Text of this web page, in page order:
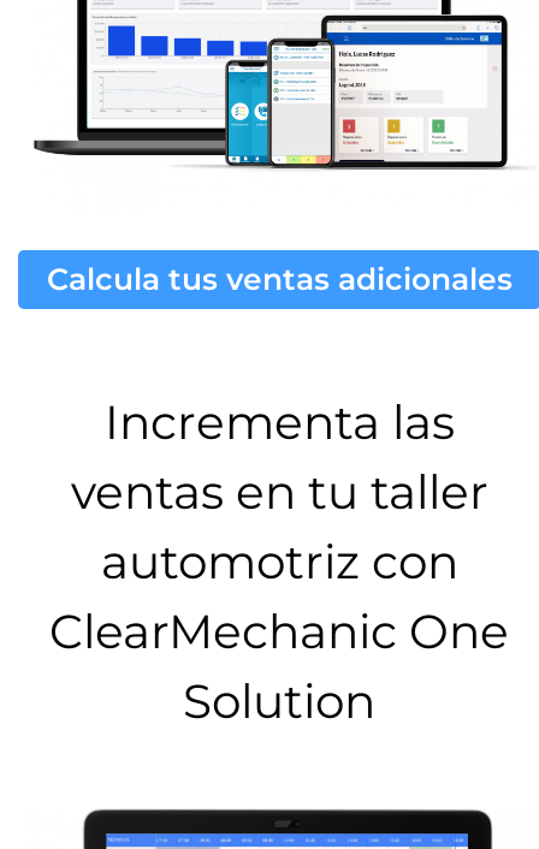
Calcula tus ventas adicionales
Incrementa las
ventas en tu taller
automotriz con
ClearMechanic One
Solution